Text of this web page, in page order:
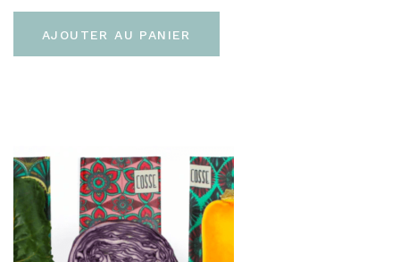
AJOUTER AU PANIER